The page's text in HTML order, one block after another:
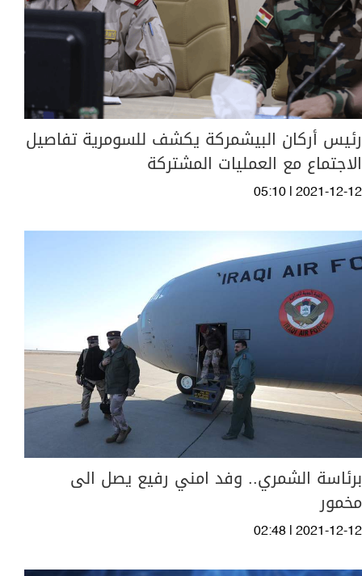
رئيس أركان البيشمركة يكشف للسومرية تفاصيل
الاجتماع مع العمليات المشتركة
05:10 | 2021-12-12
برئاسة الشمري.. وفد امني رفيع يصل الى
مخمور
02:48 | 2021-12-12